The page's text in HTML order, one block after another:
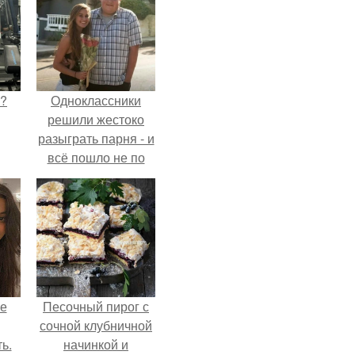
Одноклассники
решили жестоко
разыграть парня - и
всё пошло не по
плану.
Песочный пирог с
сочной клубничной
начинкой и